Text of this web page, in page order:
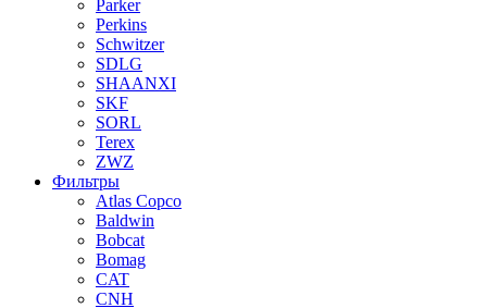
Parker
Perkins
Schwitzer
SDLG
SHAANXI
SKF
SORL
Terex
ZWZ
Фильтры
Atlas Copco
Baldwin
Bobcat
Bomag
CAT
CNH